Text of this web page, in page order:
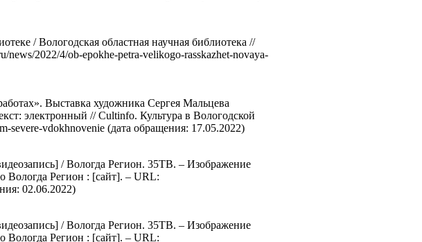
/ Вологодская областная научная библиотека //
2022/4/ob-epokhe-petra-velikogo-rasskazhet-novaya-
Выставка художника Сергея Мальцева
электронный // Cultinfo. Культура в Вологодской
severe-vdokhnovenie (дата обращения: 17.05.2022)
/ Вологда Регион. 35ТВ. – Изображение
Вологда Регион : [сайт]. – URL:
02.06.2022)
/ Вологда Регион. 35ТВ. – Изображение
Вологда Регион : [сайт]. – URL: